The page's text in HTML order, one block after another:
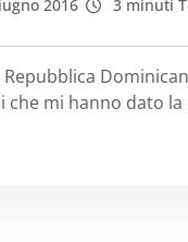
2016 3 minuti
mi hanno dato